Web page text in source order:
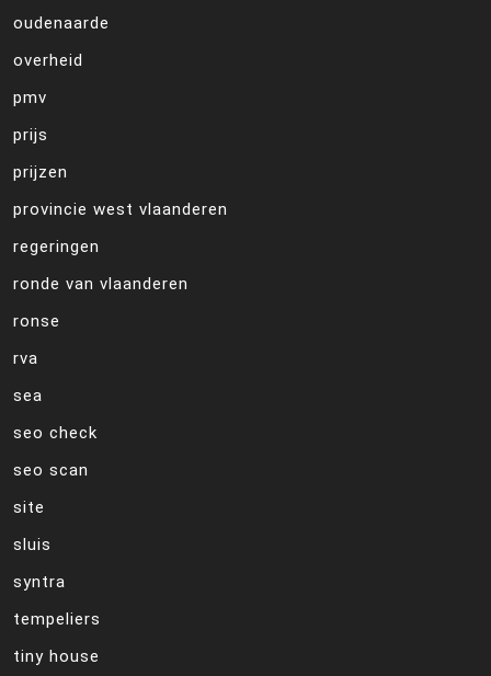
oudenaarde
overheid
pmv
prijs
prijzen
provincie west vlaanderen
regeringen
ronde van vlaanderen
ronse
rva
sea
seo check
seo scan
site
sluis
syntra
tempeliers
tiny house